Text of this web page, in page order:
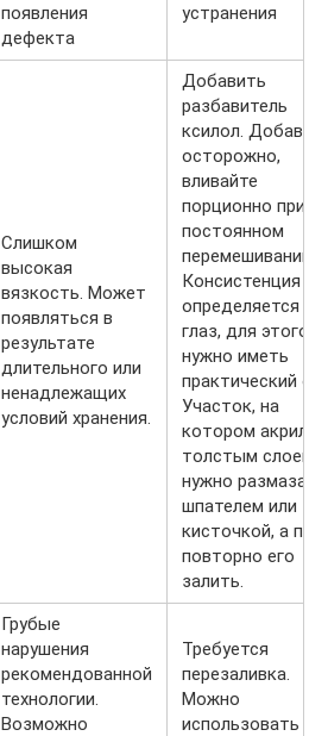
появления
дефекта
устранения
Слишком
высокая
вязкость. Может
появляться в
результате
длительного или
ненадлежащих
условий хранения.
Добавить
разбавитель
ксилол.
осторожно,
вливайте
порционно при
постоянном
перемешивании.
Консистенция
определяется на
глаз, для этого
нужно иметь
практический
Участок, на
котором акрил
толстым слоем,
нужно размазать
шпателем или
кисточкой, а
повторно его
залить.
Грубые
нарушения
рекомендованной
технологии.
Возможно
Требуется
перезаливка.
Можно
использовать